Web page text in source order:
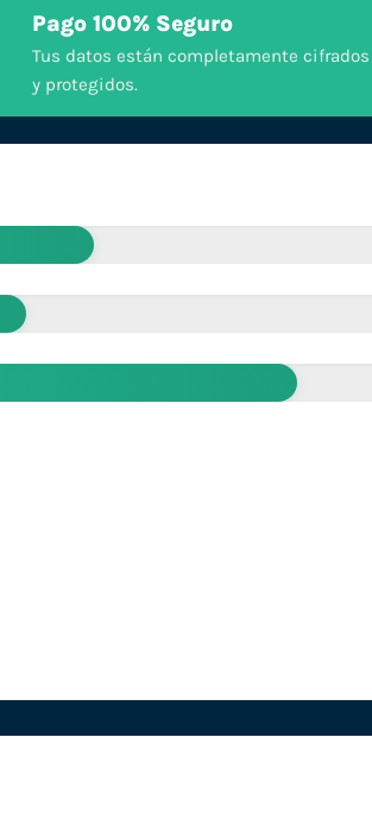
Pago 100% Seguro
Tus datos están completamente cifrados
y protegidos.